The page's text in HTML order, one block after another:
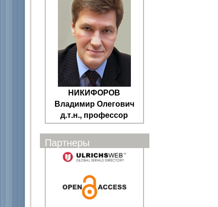
НИКИФОРОВ
Владимир Олегович
д.т.н., профессор
Партнеры